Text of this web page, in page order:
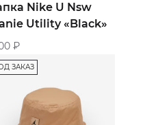
Nike U Nsw
Utility «Black»
₽
ЗАКАЗ